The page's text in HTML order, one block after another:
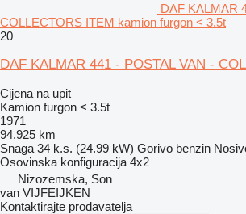
DAF KALMAR
COLLECTORS ITEM kamion furgon < 3.5t
20
DAF KALMAR 441 - POSTAL VAN -
Cijena na upit
Kamion furgon < 3.5t
1971
94.925 km
Snaga 34 k.s. (24.99 kW) Gorivo benzin
Osovinska konfiguracija 4x2
Nizozemska, Son
van VIJFEIJKEN
Kontaktirajte prodavatelja